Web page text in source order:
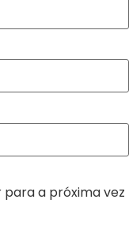
a próxima vez